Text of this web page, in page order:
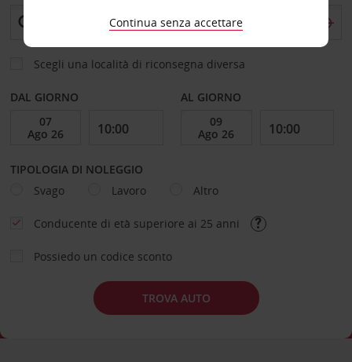
Scegli una località di riconsegna diversa
DAL GIORNO AL GIORNO
TIPOLOGIA DI NOLEGGIO
Svago
Lavoro Altro
Conducente di età superiore ai 25 anni
Possiedo un codice sconto
TROVA AUTO
Continua senza accettare